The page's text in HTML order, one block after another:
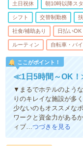
土日祝休 朝10時以降ス
シフト 交替制勤務
社食/補助あり 日払いOK
ルーティン 自転車・バ
ここがポイント！
≪1日5時間～OK！
▼まるでホテルのよう
りのキレイな施設が多
少ないのもオススメな
ワークと資金力がある
ィブ…つづきを見る